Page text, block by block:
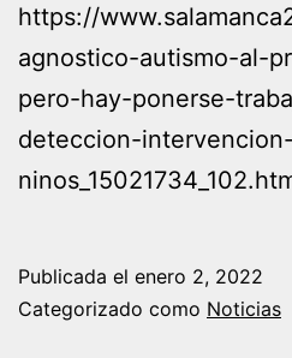
https://
agnostico-autismo-al-
pero-hay-ponerse-
deteccion-
Publicada el enero 2, 2022
Categorizado como Noticias